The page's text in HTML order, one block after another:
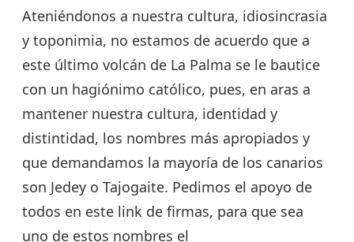
Ateniéndonos a nuestra cultura, idiosincrasia
y toponimia, no estamos de acuerdo que a
este último volcán de La Palma se le bautice
con un hagiónimo católico, pues, en aras a
mantener nuestra cultura, identidad y
distintidad, los nombres más apropiados y
que demandamos la mayoría de los canarios
son Jedey o Tajogaite. Pedimos el apoyo de
todos en este link de firmas, para que sea
uno de estos nombres el